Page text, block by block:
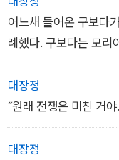
어느새 들어온 구보다
례했다. 구보다는 모리
대장정
˝원래 전쟁은 미친 거야
대장정